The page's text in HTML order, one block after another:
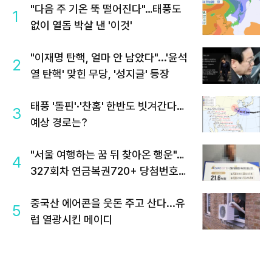
1
"다음 주 기온 뚝 떨어진다"…태풍도
없이 열돔 박살 낸 '이것'
2
"이재명 탄핵, 얼마 안 남았다"...'윤석
열 탄핵' 맞힌 무당, '성지글' 등장
3
태풍 '돌핀'·'찬홈' 한반도 빗겨간다…
예상 경로는?
4
"서울 여행하는 꿈 뒤 찾아온 행운"…
327회차 연금복권720+ 당첨번호조
5
중국산 에어콘을 웃돈 주고 산다...유
럽 열광시킨 메이디